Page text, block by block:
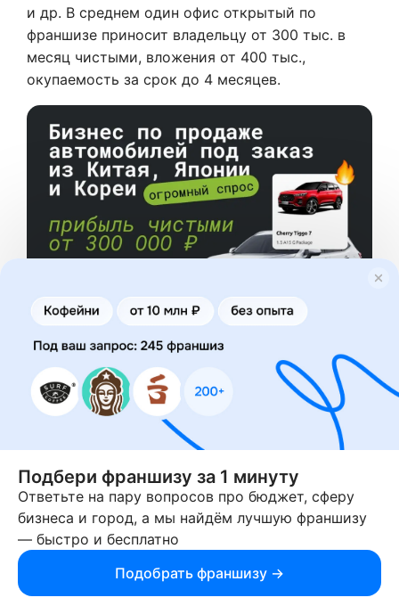
и др. В среднем один офис открытый по
франшизе приносит владельцу от 300 тыс. в
месяц чистыми, вложения от 400 тыс.,
окупаемость за срок до 4 месяцев.
Получите бизнес план и узнайте свободен ли
ваш город
, франшиза студии лазерной
эпиляции, коррекции фигуры, косметологии и
EMC-тренировок от компании, которая на
рынке с 2009 года. На сегодня по стране
работают 140 филиалов Top Laser Pro, школа
мастеров и полноценное производство своей
компания гарантирует партнёрам окупаемость
за срок до 8 месяцев и предоставляет право
Подбери франшизу за 1 минуту
Ответьте на пару вопросов про бюджет, сферу
бизнеса и город, а мы найдём лучшую франшизу
— быстро и бесплатно
Подобрать франшизу →